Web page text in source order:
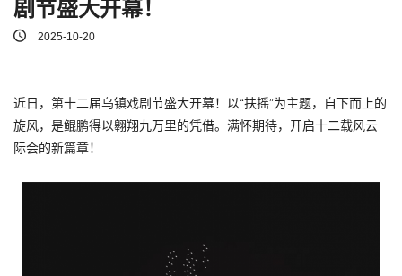
剧节盛大开幕！
2025-10-20
近日，第十二届乌镇戏剧节盛大开幕！以“扶摇”为主题，自下而上的
旋风，是‌鲲鹏得以翱翔九万里的凭借。满怀期待，开启十二载风云
际会的新篇章！